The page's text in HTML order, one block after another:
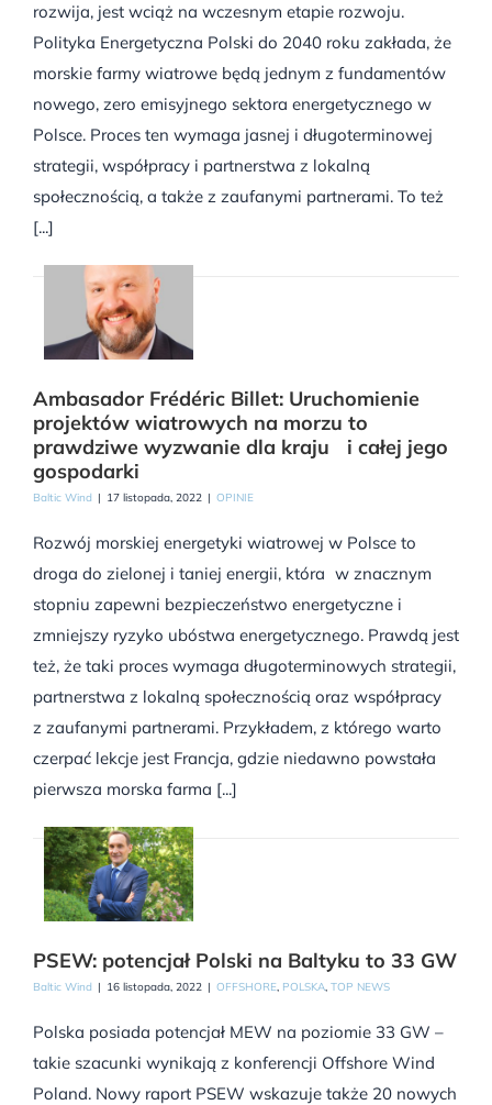
rozwija, jest wciąż na wczesnym etapie rozwoju.
Polityka Energetyczna Polski do 2040 roku zakłada, że
morskie farmy wiatrowe będą jednym z fundamentów
nowego, zero emisyjnego sektora energetycznego w
Polsce. Proces ten wymaga jasnej i długoterminowej
strategii, współpracy i partnerstwa z lokalną
społecznością, a także z zaufanymi partnerami. To też
[...]
Ambasador Frédéric Billet: Uruchomienie
projektów wiatrowych na morzu to
prawdziwe wyzwanie dla kraju i całej jego
gospodarki
Baltic Wind | 17 listopada, 2022 | OPINIE
Rozwój morskiej energetyki wiatrowej w Polsce to
droga do zielonej i taniej energii, która w znacznym
stopniu zapewni bezpieczeństwo energetyczne i
zmniejszy ryzyko ubóstwa energetycznego. Prawdą jest
też, że taki proces wymaga długoterminowych strategii,
partnerstwa z lokalną społecznością oraz współpracy
z zaufanymi partnerami. Przykładem, z którego warto
czerpać lekcje jest Francja, gdzie niedawno powstała
pierwsza morska farma [...]
PSEW: potencjał Polski na Baltyku to 33 GW
Baltic Wind | 16 listopada, 2022 | OFFSHORE, POLSKA, TOP NEWS
Polska posiada potencjał MEW na poziomie 33 GW –
takie szacunki wynikają z konferencji Offshore Wind
Poland. Nowy raport PSEW wskazuje także 20 nowych